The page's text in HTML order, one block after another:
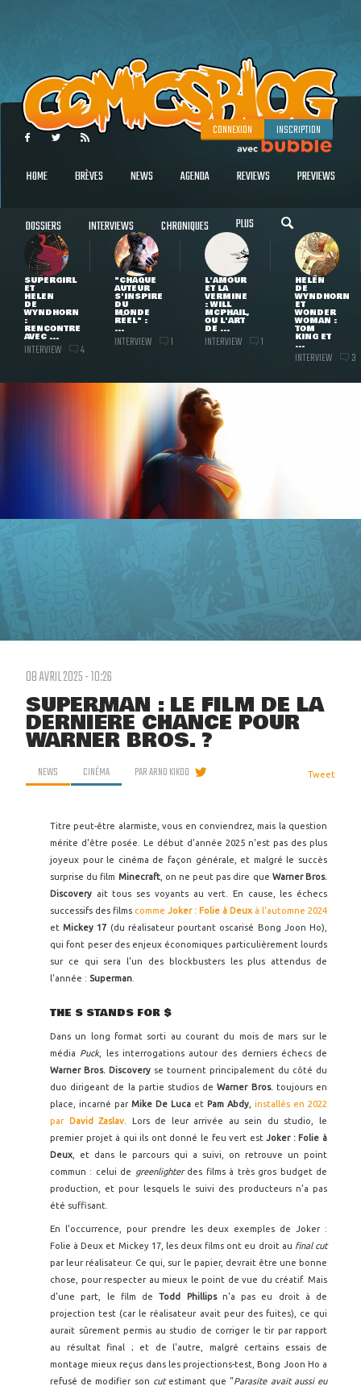
CONNEXION INSCRIPTION
HOME BRÈVES NEWS AGENDA REVIEWS PREVIEWS
DOSSIERS INTERVIEWS CHRONIQUES PLUS
SUPERGIRL
ET
HELEN
DE
WYNDHORN
:
RENCONTRE
AVEC ...
INTERVIEW 4
"CHAQUE
AUTEUR
S'INSPIRE
DU
MONDE
RÉEL" :
...
INTERVIEW 1
L'AMOUR
ET LA
VERMINE
: WILL
MCPHAIL,
OU L'ART
DE ...
INTERVIEW 1
HELEN
DE
WYNDHORN
ET
WONDER
WOMAN :
TOM
KING ET
...
INTERVIEW 3
08 AVRIL 2025 - 10:26
SUPERMAN : LE FILM DE LA
DERNIÈRE CHANCE POUR
WARNER BROS. ?
NEWS CINÉMA PARARNO KIKOO Tweet
Titre peut-être alarmiste, vous en conviendrez, mais la question
mérite d'être posée. Le début d'année 2025 n'est pas des plus
joyeux pour le cinéma de façon générale, et malgré le succès
surprise du film Minecraft, on ne peut pas dire que Warner Bros.
Discovery ait tous ses voyants au vert. En cause, les échecs
successifs des films comme Joker : Folie à Deux à l'automne 2024
etMickey 17 (du réalisateur pourtant oscarisé Bong Joon Ho),
qui font peser des enjeux économiques particulièrement lourds
sur ce qui sera l'un des blockbusters les plus attendus de
l'année : Superman
THE S STANDS FOR $
Dans un long format sorti au courant du mois de mars sur le
média Puck, les interrogations autour des derniers échecs de
Warner Bros. Discovery se tournent principalement du côté du
duo dirigeant de la partie studios deWarner Bros. toujours en
place, incarné par Mike De Luca et Pam Abdy installés en 2022
par
David Zaslav . Lors de leur arrivée au sein du studio, le
premier projet à qui ils ont donné le feu vert estJoker : Folie à
Deux , et dans le parcours qui a suivi, on retrouve un point
commun : celui de greenlighter des films à très gros budget de
production, et pour lesquels le suivi des producteurs n'a pas
été suffisant.
En l'occurrence, pour prendre les deux exemples de Joker :
Folie à Deux et Mickey 17, les deux films ont eu droit au final cut
par leur réalisateur. Ce qui, sur le papier, devrait être une bonne
chose, pour respecter au mieux le point de vue du créatif. Mais
d'une part, le film deTodd Phillips n'a pas eu droit à de
projection test (car le réalisateur avait peur des fuites), ce qui
aurait sûrement permis au studio de corriger le tir par rapport
au résultat final ; et de l'autre, malgré certains essais de
montage mieux reçus dans les projections-test, Bong Joon Ho a
refusé de modifier son cut estimant que "Parasite avait aussi eu